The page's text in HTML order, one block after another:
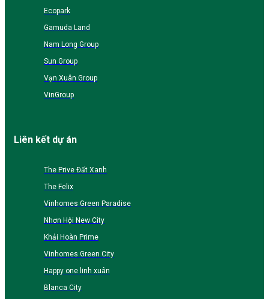
Ecopark
Gamuda Land
Nam Long Group
Sun Group
Vạn Xuân Group
VinGroup
Liên kết dự án
The Prive Đất Xanh
The Felix
Vinhomes Green Paradise
Nhơn Hội New City
Khải Hoàn Prime
Vinhomes Green City
Happy one linh xuân
Blanca City